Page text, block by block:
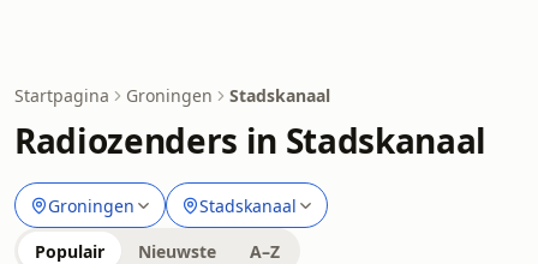
Startpagina Groningen Stadskanaal
Radiozenders in Stadskanaal
Groningen Stadskanaal
Populair Nieuwste A–Z